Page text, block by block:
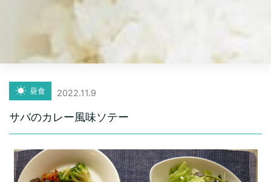
昼食 2022.11.9
サバのカレー風味ソテー